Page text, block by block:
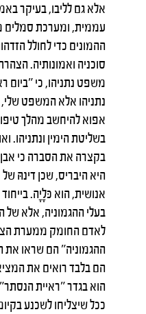
אלא גם לליבו, בעיקר
עממית, ומערכת סמלים
ההמונים כדי לחולל
סוכניה ואמונותיה.
משפט נתניהו, כי
אפוא להיחשב מהלך
בשליטת הימין ונתניהו.
בקצרה את הסברה כי
היא היבריס, שכן דינהּ
אנושית, הוא כּלָיָה.
בעלי ההגמוניה, אלא של
לאדם החומק ממערת
ההגמוניה" הם שראו את
הם בלבד רואים את
הוא בגדר "ראיית
ככל שיצליחו לשכנע